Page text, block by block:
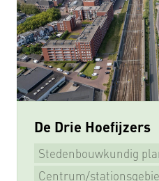
De Drie Hoefijzers
Stedenbouwkundig
Beeldkwaliteitsplan
Centrum/